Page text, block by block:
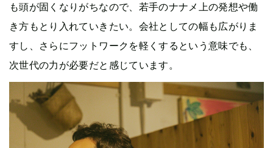
も頭が固くなりがちなので、若手のナナメ上の発想や働
き方もとり入れていきたい。会社としての幅も広がりま
すし、さらにフットワークを軽くするという意味でも、
次世代の力が必要だと感じています。